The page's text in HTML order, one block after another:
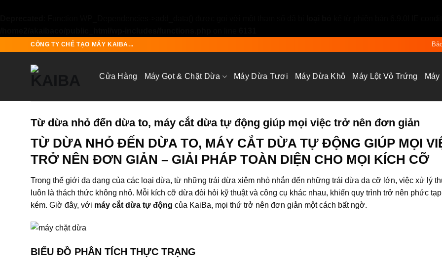
CÔNG TY CHẾ TẠO MÁY KAIBA...
Cửa Hàng Máy Gọt & Chặt Dừa Máy Dừa Tươi Máy Dừa Khô Máy Lột Vỏ Trứng
Từ dừa nhỏ đến dừa to, máy cắt dừa tự động giúp mọi việc trở nên đơn giản
TỪ DỪA NHỎ ĐẾN DỪA TO, MÁY CẮT DỪA TỰ ĐỘNG GIÚP MỌI
TRỞ NÊN ĐƠN GIẢN – GIẢI PHÁP TOÀN DIỆN CHO MỌI KÍCH CỠ
Trong thế giới đa dạng của các loại dừa, từ những trái dừa xiêm nhỏ nhắn đến những trái dừa da cỡ lớn, việc xử lý
luôn là thách thức không nhỏ. Mỗi kích cỡ dừa đòi hỏi kỹ thuật và công cụ khác nhau, khiến quy trình trở nên phức
kém. Giờ đây, với máy cắt dừa tự động của KaiBa, mọi thứ trở nên đơn giản một cách bất ngờ.
BIỂU ĐỒ PHÂN TÍCH THỰC TRẠNG